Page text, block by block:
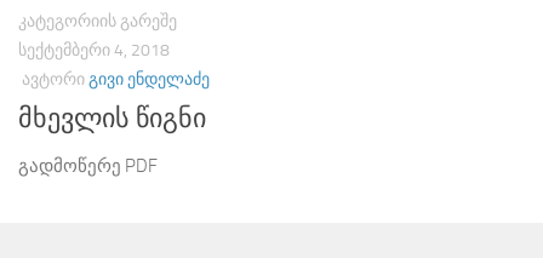
ᲙᲐᲢᲔᲒᲝᲠᲘᲘᲡ ᲒᲐᲠᲔᲨᲔ
ᲡᲔᲥᲢᲔᲛᲑᲔᲠᲘ 4, 2018
ᲐᲕᲢᲝᲠᲘᲒᲘᲕᲘ ᲔᲜᲓᲔᲚᲐᲫᲔ
მხევლის წიგნი
გადმოწერე PDF